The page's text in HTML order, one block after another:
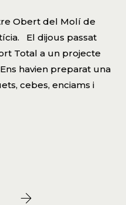
Obert del Molí de
El dijous passat
Total a un projecte
havien preparat una
cebes, enciams i